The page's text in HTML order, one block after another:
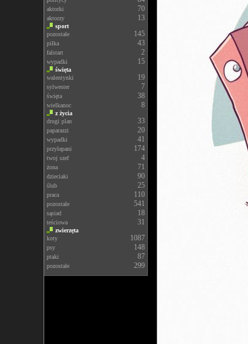
aktorki 70
aktorzy 13
sport
pozostałe
145
piłka 43
falstart 2
wypadki 15
święta
walentynki
19
sylwester 7
święta 38
wielkanoc 8
z życia
drugi plan
33
paparazzi 20
wypadki 41
przyłapani 174
twoj szef 4
żona 71
dzieciaki 90
ślub 25
praca 110
pozostałe 541
sąsiad 18
teściowa 31
zwierzęta
koty
1087
psy 148
ptaki 87
pozostałe 299